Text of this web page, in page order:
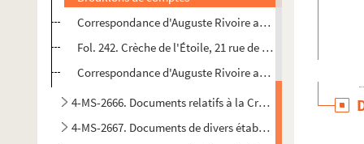
Correspondance d'Auguste Rivoire avec la présidente,
Fol. 242. Crèche de l'Étoile, 21 rue de l'Étoile, Paris :
Correspondance d'Auguste Rivoire avec la présidente, la
4-MS-2666. Documents relatifs à la Crèche de l'Espérance,
4-MS-2667. Documents de divers établissements